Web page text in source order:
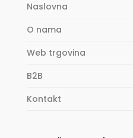
Naslovna
O nama
Web trgovina
B2B
Kontakt